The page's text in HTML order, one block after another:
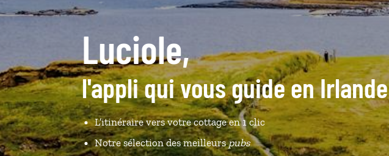
Luciole,
l'appli qui vous guide en Irlande
L’itinéraire vers votre cottage en 1 clic
Notre sélection des meilleurspubs